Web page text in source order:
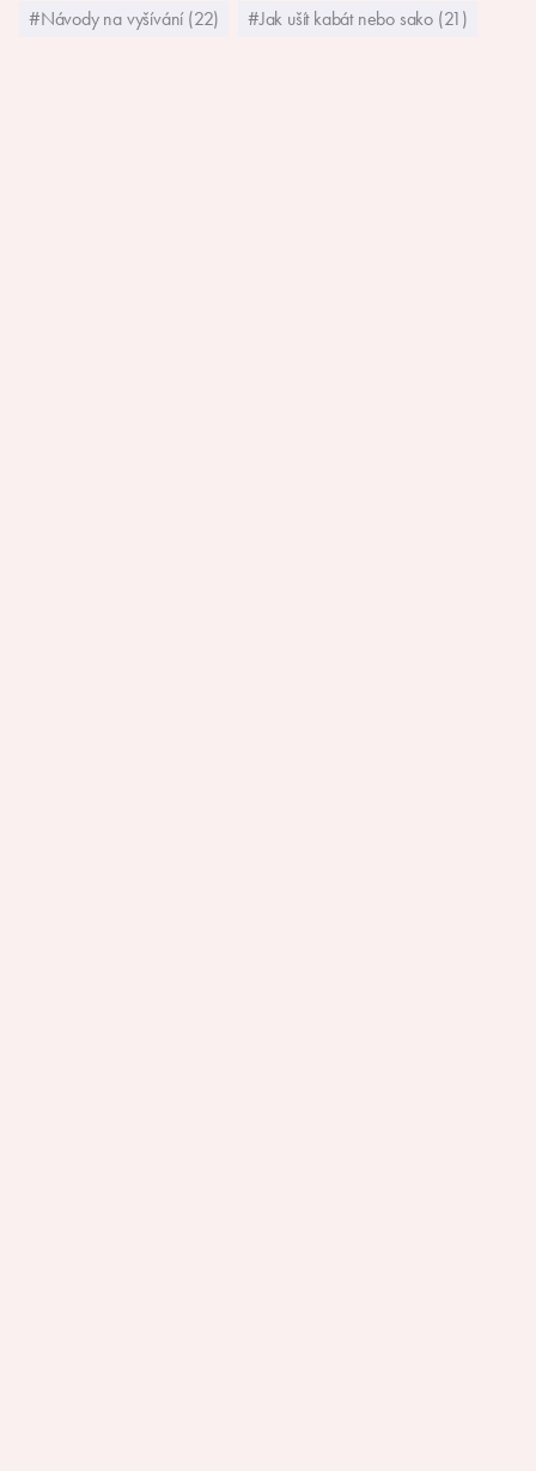
#Návody na vyšívání (22)
#Jak ušít kabát nebo sako (21)